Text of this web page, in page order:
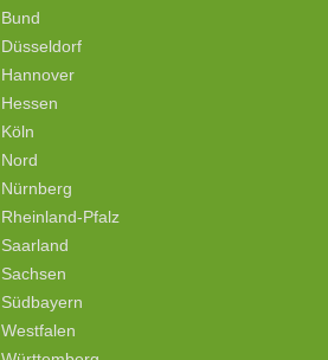
Bund
Düsseldorf
Hannover
Hessen
Köln
Nord
Nürnberg
Rheinland-Pfalz
Saarland
Sachsen
Südbayern
Westfalen